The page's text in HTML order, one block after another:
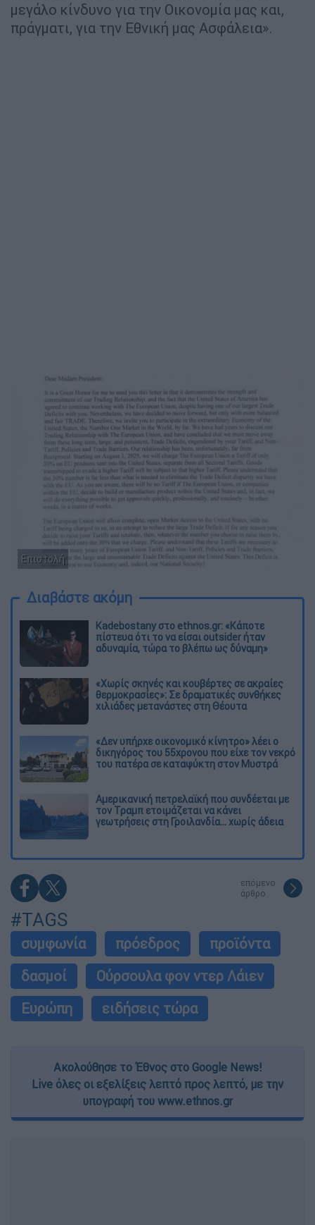
μεγάλο κίνδυνο για την Οικονομία μας και,
πράγματι, για την Εθνική μας Ασφάλεια».
Επιστολή
Διαβάστε ακόμη
Kadebostany στο ethnos.gr: «Κάποτε
πίστευα ότι το να είσαι outsider ήταν
αδυναμία, τώρα το βλέπω ως δύναμη»
«Χωρίς σκηνές και κουβέρτες σε ακραίες
θερμοκρασίες»: Σε δραματικές συνθήκες
χιλιάδες μετανάστες στη Θέουτα
«Δεν υπήρχε οικονομικό κίνητρο» λέει ο
δικηγόρος του 55χρονου που είχε τον νεκρό
του πατέρα σε καταψύκτη στον Μυστρά
Αμερικανική πετρελαϊκή που συνδέεται με
τον Τραμπ ετοιμάζεται να κάνει
γεωτρήσεις στη Γροιλανδία... χωρίς άδεια
επόμενο
άρθρο
#TAGS
συμφωνία πρόεδρος
προϊόντα
δασμοί
Ούρσουλα φον ντερ Λάιεν
Ευρώπη
ειδήσεις τώρα
Ακολούθησε το Έθνος στο Google News!
Live όλες οι εξελίξεις λεπτό προς λεπτό, με την
υπογραφή του www.ethnos.gr